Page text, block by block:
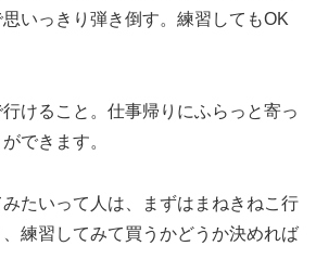
いっきり弾き倒す。練習してもOK
けること。仕事帰りにふらっと寄っ
できます。
たいって人は、まずはまねきねこ行
練習してみて買うかどうか決めれば